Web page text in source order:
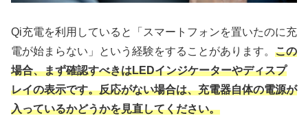
Qi充電を利用していると「スマートフォンを置いたのに充
電が始まらない」という経験をすることがあります。 この
場合、まず確認すべきはLEDインジケーターやディスプ
レイの表示です。反応がない場合は、充電器自体の電源が
入っているかどうかを見直してください。